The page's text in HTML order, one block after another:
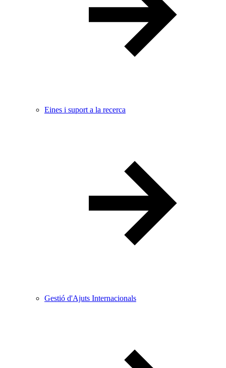
Eines i suport a la recerca
Gestió d'Ajuts Internacionals